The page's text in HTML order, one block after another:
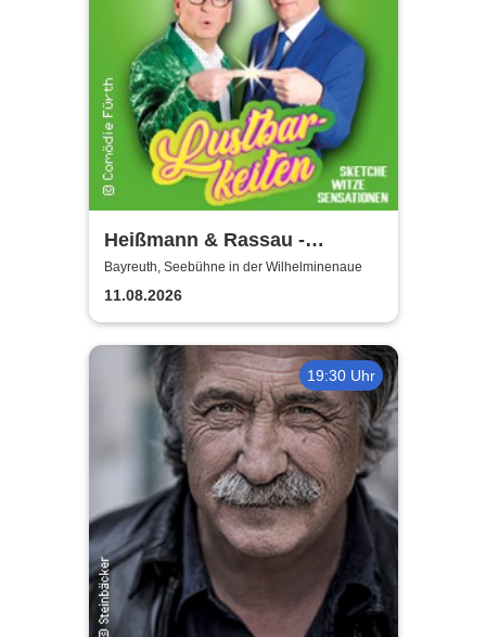
Heißmann & Rassau -
Lustbarkeiten
Bayreuth, Seebühne in der Wilhelminenaue
11.08.2026
19:30 Uhr